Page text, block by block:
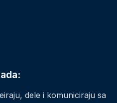
dele i komuniciraju sa